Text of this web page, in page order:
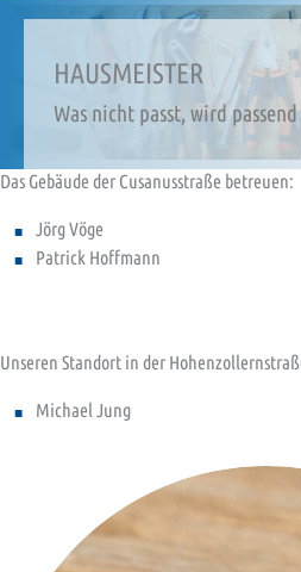
HAUSMEISTER
Was nicht passt, wird
Das Gebäude der Cusanusstraße betreuen:
Jörg Vöge
Patrick Hoffmann
Unseren Standort in der
Michael Jung